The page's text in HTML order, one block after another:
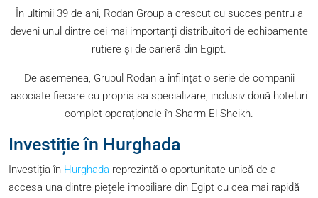
În ultimii 39 de ani, Rodan Group a crescut cu succes pentru a
deveni unul dintre cei mai importanți distribuitori de echipamente
rutiere și de carieră din Egipt.
De asemenea, Grupul Rodan a înființat o serie de companii
asociate fiecare cu propria sa specializare, inclusiv două hoteluri
complet operaționale în Sharm El Sheikh.
Investiție în Hurghada
Investiția în Hurghada reprezintă o oportunitate unică de a
accesa una dintre piețele imobiliare din Egipt cu cea mai rapidă